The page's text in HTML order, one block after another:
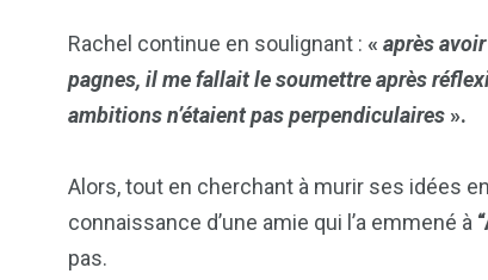
Rachel continue en soulignant : « après
pagnes, il me fallait le soumettre après
ambitions n’étaient pas perpendiculaires ».
Alors, tout en cherchant à murir ses idées
connaissance d’une amie qui l’a emmené à
pas.